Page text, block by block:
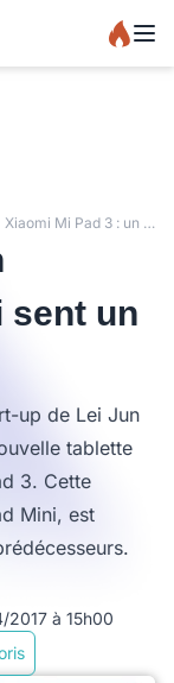
Xiaomi Mi Pad 3 : un nouveau modèle qui sent un peu le réchauffé
sent un
up de Lei Jun
tablette
3. Cette
Mini, est
à 15h00